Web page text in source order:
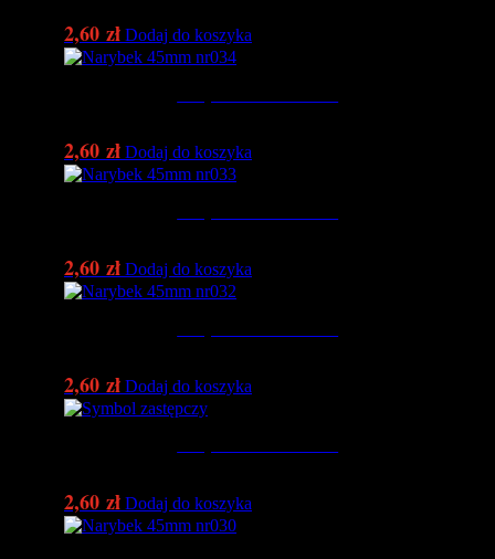
2,60 zł Dodaj do koszyka
2,60 zł Dodaj do koszyka
2,60 zł Dodaj do koszyka
2,60 zł Dodaj do koszyka
2,60 zł Dodaj do koszyka